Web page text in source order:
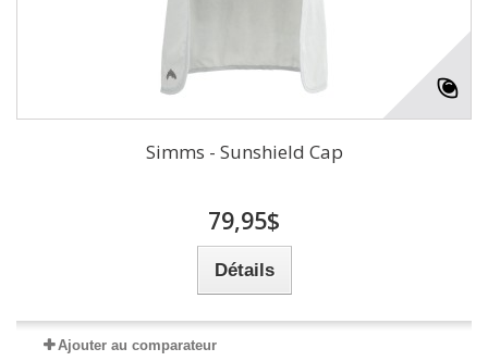
Simms - Sunshield Cap
79,95$
Détails
Ajouter au comparateur